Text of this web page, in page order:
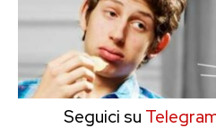
Seguici su